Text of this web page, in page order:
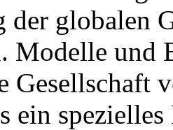
globalen
Modelle und
Gesellschaft
ein